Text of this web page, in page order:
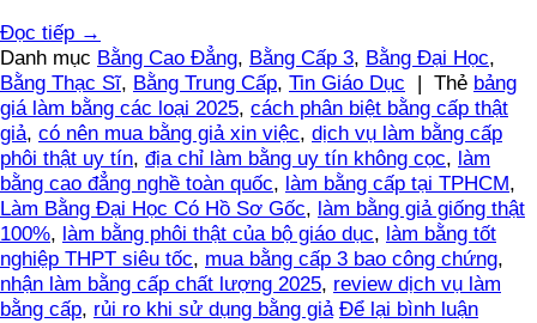
Đọc tiếp →
Danh mục Bằng Cao Đẳng, Bằng Cấp 3, Bằng Đại Học,
Bằng Thạc Sĩ, Bằng Trung Cấp, Tin Giáo Dục | Thẻ bảng
giá làm bằng các loại 2025, cách phân biệt bằng cấp thật
giả, có nên mua bằng giả xin việc, dịch vụ làm bằng cấp
phôi thật uy tín, địa chỉ làm bằng uy tín không cọc, làm
bằng cao đẳng nghề toàn quốc, làm bằng cấp tại TPHCM,
Làm Bằng Đại Học Có Hồ Sơ Gốc, làm bằng giả giống thật
100%, làm bằng phôi thật của bộ giáo dục, làm bằng tốt
nghiệp THPT siêu tốc, mua bằng cấp 3 bao công chứng,
nhận làm bằng cấp chất lượng 2025, review dịch vụ làm
bằng cấp, rủi ro khi sử dụng bằng giả Để lại bình luận